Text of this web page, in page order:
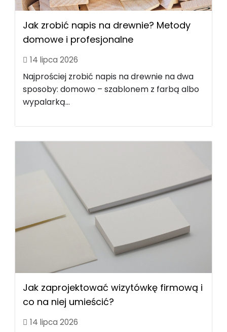
Jak zrobić napis na drewnie? Metody
domowe i profesjonalne
14 lipca 2026
Najprościej zrobić napis na drewnie na dwa
sposoby: domowo – szablonem z farbą albo
wypalarką...
Jak zaprojektować wizytówkę firmową i
co na niej umieścić?
14 lipca 2026